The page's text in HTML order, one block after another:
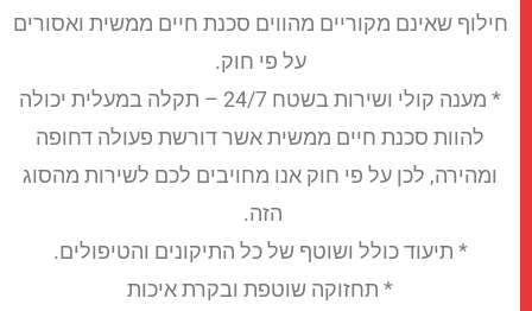
חילוף שאינם מקוריים מהווים סכנת חיים ממשית ואסורים
על פי חוק.
* מענה קולי ושירות בשטח 24/7 – תקלה במעלית יכולה
להוות סכנת חיים ממשית אשר דורשת פעולה דחופה
ומהירה, לכן על פי חוק אנו מחויבים לכם לשירות מהסוג
הזה.
* תיעוד כולל ושוטף של כל התיקונים והטיפולים.
* תחזוקה שוטפת ובקרת איכות